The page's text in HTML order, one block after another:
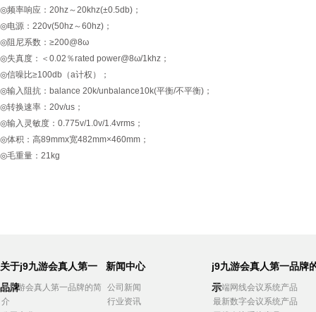
◎频率响应：20hz～20khz(±0.5db)；
◎电源：220v(50hz～60hz)；
◎阻尼系数：≥200@8ω
◎失真度：＜0.02％rated power@8ω/1khz；
◎信噪比≥100db（a计权）；
◎输入阻抗：balance 20k/unbalance10k(平衡/不平衡)；
◎转换速率：20v/us；
◎输入灵敏度：0.775v/1.0v/1.4vrms；
◎体积：高89mmx宽482mm×460mm；
◎毛重量：21kg
关于j9九游会真人第一
品牌
j9九游会真人第一品牌的简
介
新闻中心
公司新闻
行业资讯
j9九游会真人第一品牌
示
高端网线会议系统产品
最新数字会议系统产品